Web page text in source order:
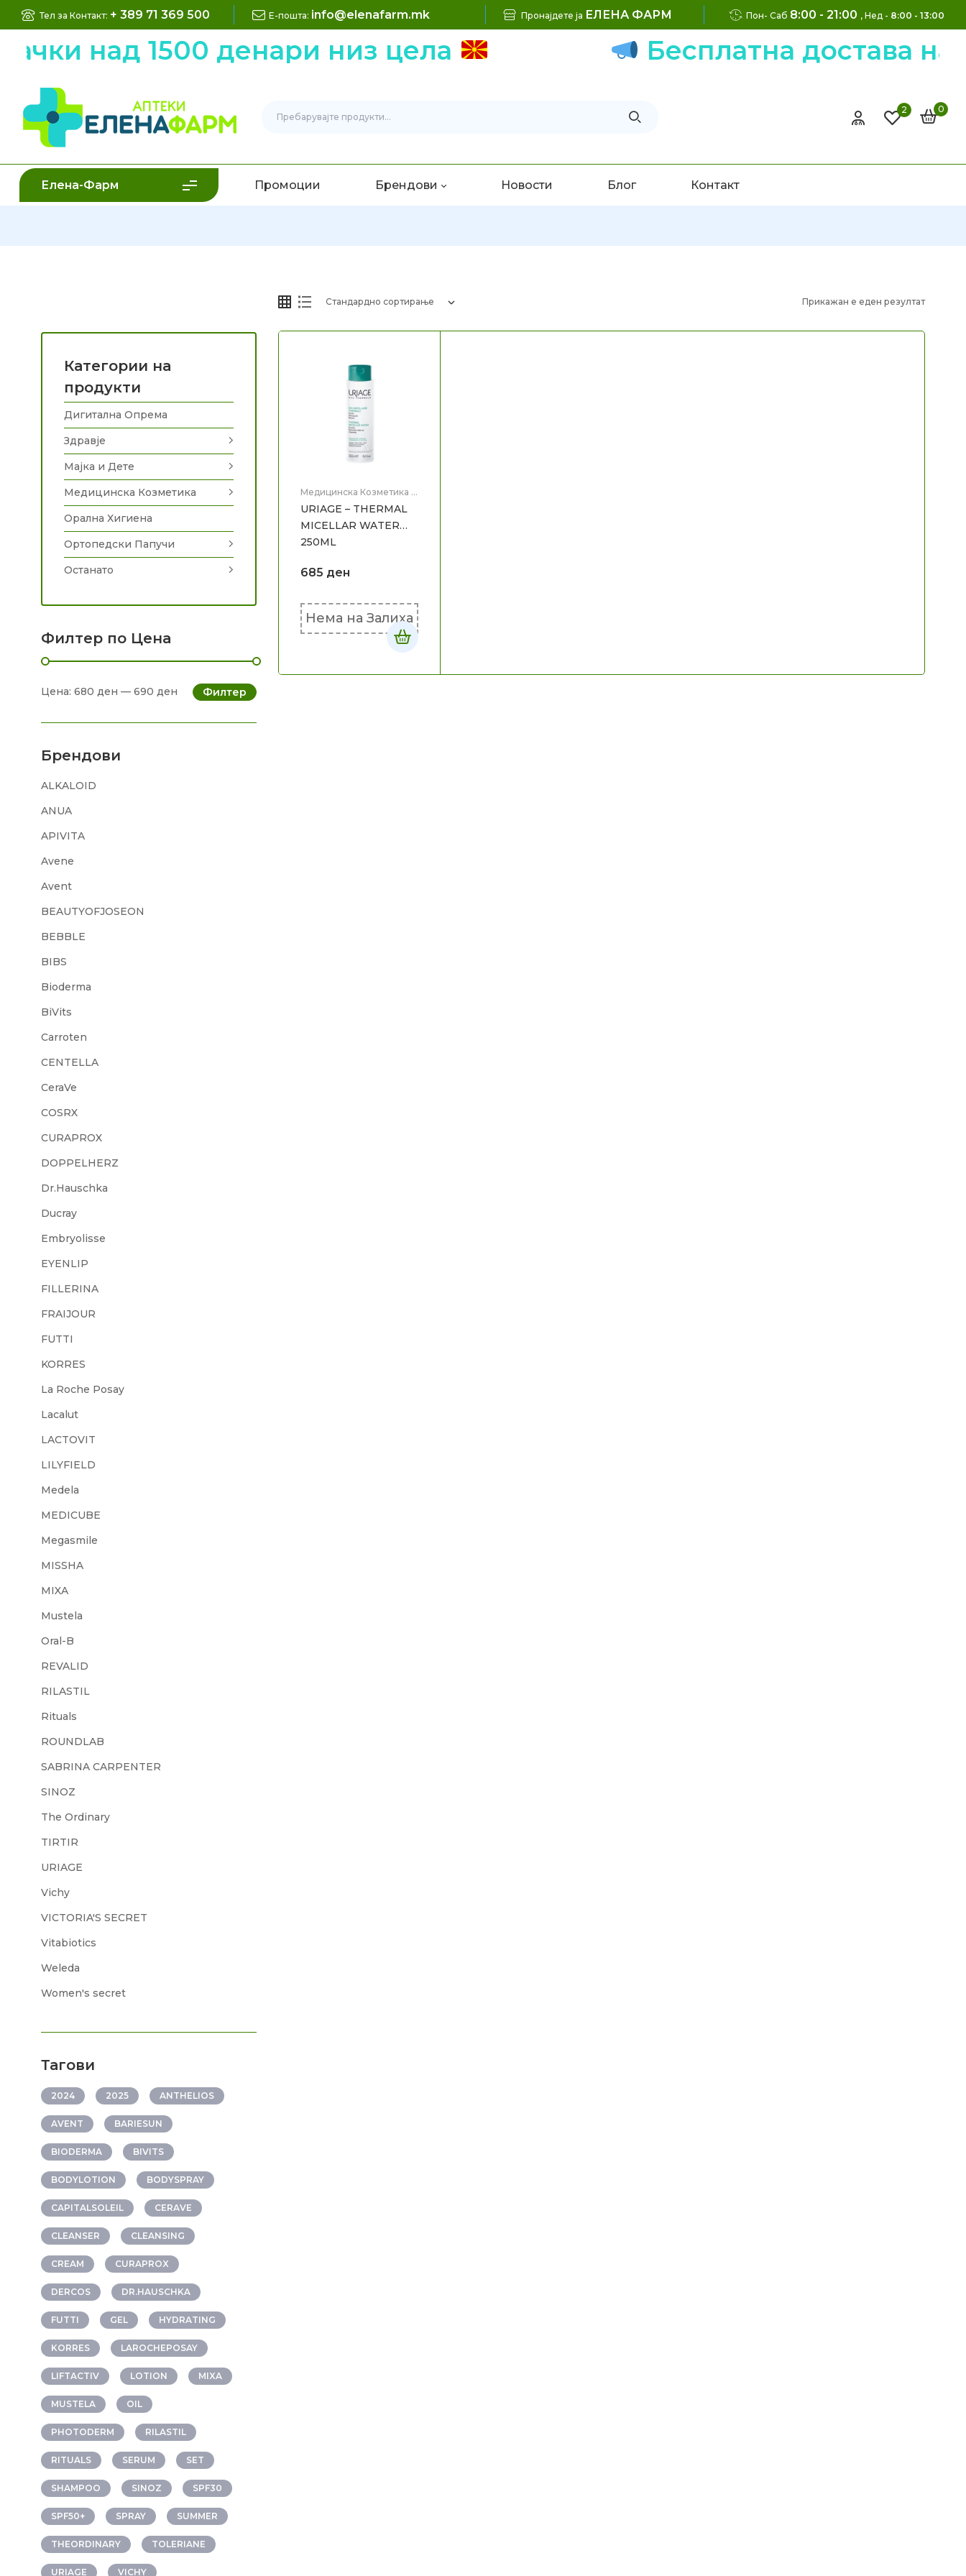
Тел за Контакт: + 389 71 369 500 Е-пошта: info@elenafarm.mk Пронајдете ја ЕЛЕНА ФАРМ Пон- Саб 8:00 - 21:00 , Нед - 8:00 - 13:00
над 1500 денари низ цела Бесплатна достава на
2 0
Елена-Фарм Промоции Брендови Новости Блог Контакт
Прикажан е еден резултат
Медицинска Козметика ,
URIAGE – THERMAL
MICELLAR WATER
250ML
685 ден
Нема на Залиха
Категории на
продукти
Дигитална Опрема
Здравје
Мајка и Дете
Медицинска Козметика
Орална Хигиена
Ортопедски Папучи
Останато
Филтер по Цена
Филтер
Цена: 680 ден — 690 ден
Брендови
ALKALOID
ANUA
APIVITA
Avene
Avent
BEAUTYOFJOSEON
BEBBLE
BIBS
Bioderma
BiVits
Carroten
CENTELLA
CeraVe
COSRX
CURAPROX
DOPPELHERZ
Dr.Hauschka
Ducray
Embryolisse
EYENLIP
FILLERINA
FRAIJOUR
FUTTI
KORRES
La Roche Posay
Lacalut
LACTOVIT
LILYFIELD
Medela
MEDICUBE
Megasmile
MISSHA
MIXA
Mustela
Oral-B
REVALID
RILASTIL
Rituals
ROUNDLAB
SABRINA CARPENTER
SINOZ
The Ordinary
TIRTIR
URIAGE
Vichy
VICTORIA'S SECRET
Vitabiotics
Weleda
Women's secret
Тагови
2024 2025 ANTHELIOS
AVENT BARIESUN
BIODERMA BIVITS
BODYLOTION BODYSPRAY
CAPITALSOLEIL CERAVE
CLEANSER CLEANSING
CREAM CURAPROX
DERCOS DR.HAUSCHKA
FUTTI GEL HYDRATING
KORRES LAROCHEPOSAY
LIFTACTIV LOTION MIXA
MUSTELA OIL
PHOTODERM RILASTIL
RITUALS SERUM SET
SHAMPOO SINOZ SPF30
SPF50+ SPRAY SUMMER
THEORDINARY TOLERIANE
URIAGE VICHY